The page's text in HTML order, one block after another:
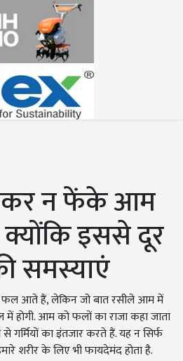
न फेंके आम
इससे दूर
समस्याएं
फल आते हैं, लेकिन जो बात रसीले आम में
में होगी. आम को फलों का राजा कहा जाता
गर्मियों का इंतजार करते हैं. यह न सिर्फ
शरीर के लिए भी फायदेमंद होता है.